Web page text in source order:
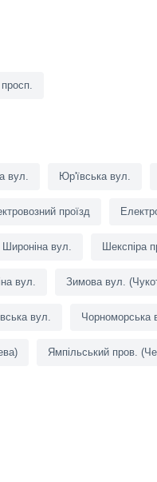
просп.
вул. Юр'ївська вул.
проїзд
Широніна вул. Шекспіра
вул. Зимова вул.
вул. Чорноморська
Ямпільський пров.